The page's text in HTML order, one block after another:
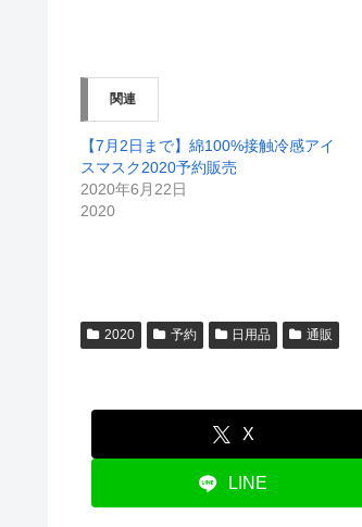
関連
【7月2日まで】綿100%接触冷感アイ
スマスク2020予約販売
2020年6月22日
2020
2020 予約 日用品 通販
X
LINE